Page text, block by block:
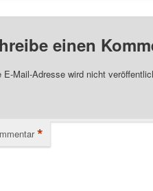
einen
E-Mail-Adresse wird nicht
*